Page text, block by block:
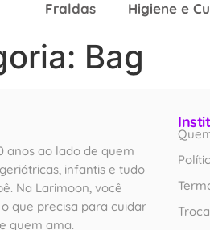
Fraldas Higiene e
Bag
anos ao lado de quem
infantis e tudo
Na Larimoon, você
que precisa para cuidar
quem ama.